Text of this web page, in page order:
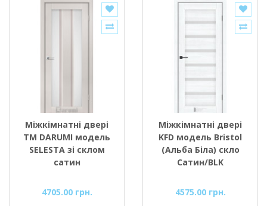
Міжкімнатні двері
ТМ DARUMI модель
SELESTA зі склом
сатин
4705.00 грн.
Міжкімнатні двері
KFD модель Bristol
(Альба Біла) скло
Сатин/BLK
4575.00 грн.